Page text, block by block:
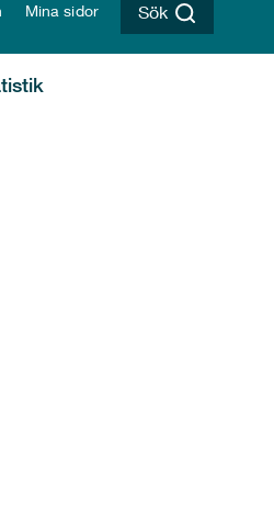
Mina sidor Sök